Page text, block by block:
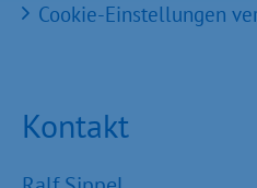
Cookie-Einstellungen
Kontakt